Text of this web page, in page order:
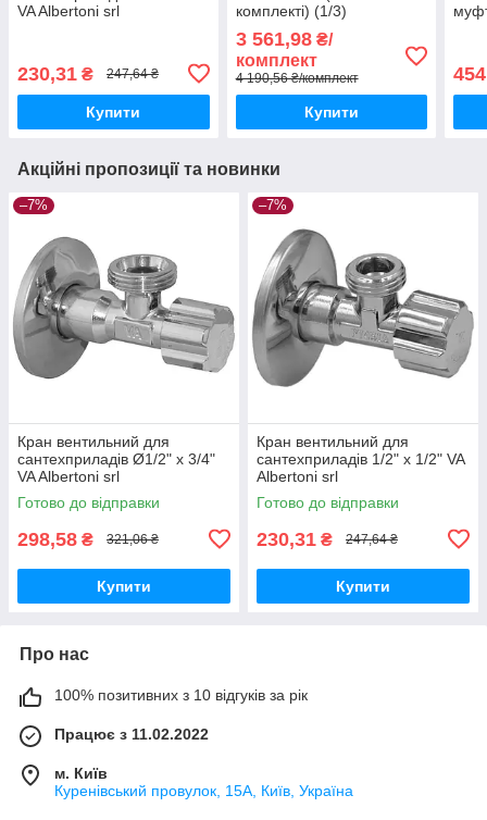
VA Albertoni srl
230,31 ₴ 247,64 ₴
Купити
комплекті) (1/3)
3 561,98₴/
комплект
4 190,56 ₴/комплект
Купити
Акційні пропозиції та новинки
–7%
Кран вентильний для
сантехприладів Ø1/2" х 3/4"
VA Albertoni srl
Готово до відправки
298,58 ₴ 321,06 ₴
Купити
–7%
Кран вентильний для
сантехприладів 1/2" х 1/2" VA
Albertoni srl
Готово до відправки
230,31 ₴ 247,64 ₴
Купити
Про нас
100% позитивних з 10 відгуків за рік
Працює з 11.02.2022
м. Київ
Куренівський провулок, 15А, Київ, Україна